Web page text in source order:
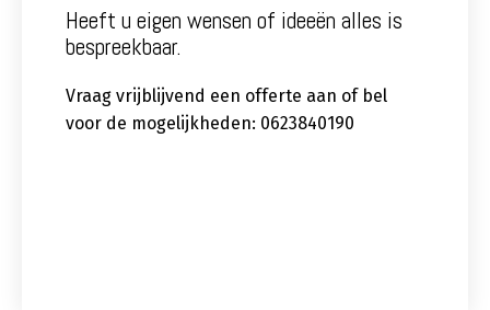
Heeft u eigen wensen of ideeën alles is
bespreekbaar.
Vraag vrijblijvend een offerte aan of bel
voor de mogelijkheden: 0623840190